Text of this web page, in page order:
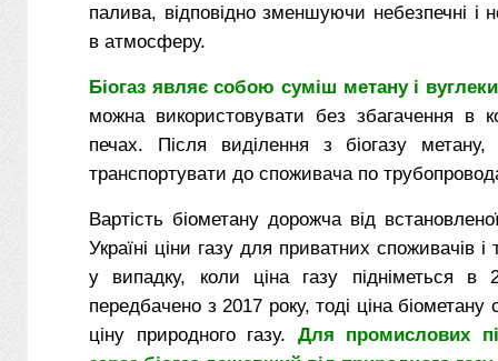
палива, відповідно зменшуючи небезпечні і
в атмосферу.
Біогаз являє собою суміш метану і
можна використовувати без збагачення в
печах. Після виділення з біогазу
транспортувати до споживача по
Вартість біометану дорожча від
Україні ціни газу для приватних споживачів
у випадку, коли ціна газу підніметься
передбачено з 2017 року, тоді ціна
ціну природного газу. Для промислових